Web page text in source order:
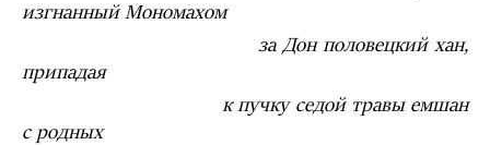
изгнанный Мономахом
за Дон половецкий хан,
припадая
к пучку седой травы емшан
с родных